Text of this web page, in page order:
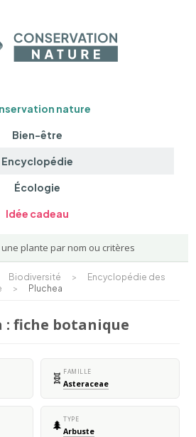
nature
Bien-être
Encyclopédie
Écologie
Idée cadeau
plante par nom ou critères
Biodiversité >
Encyclopédie des
> Pluchea
: fiche botanique
🧬 FAMILLE
Asteraceae
🌲 TYPE
Arbuste